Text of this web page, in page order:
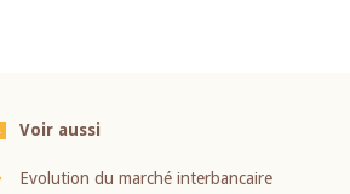
Voir aussi
Evolution du marché interbancaire